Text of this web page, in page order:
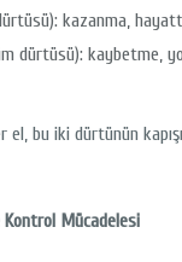
kazanma,
dürtüsü): kaybetme,
el, bu iki dürtünün
Kontrol Mücadelesi